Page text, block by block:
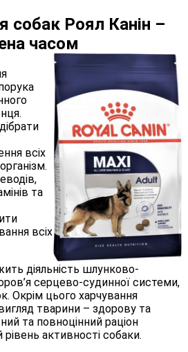
собак Роял Канін –
часом
всіх
та
всіх
діяльність шлунково-
серцево-судинної системи,
Окрім цього харчування
тварини – здорову та
та повноцінний раціон
рівень активності собаки.